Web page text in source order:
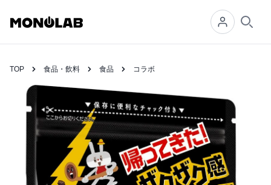
TOP 食品・飲料 食品 コラボ